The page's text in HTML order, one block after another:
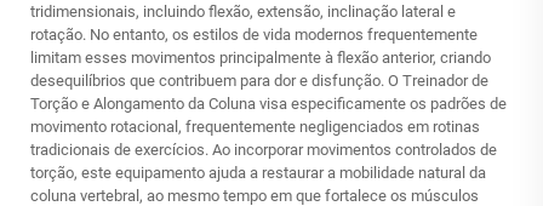
tridimensionais, incluindo flexão, extensão, inclinação lateral e
rotação. No entanto, os estilos de vida modernos frequentemente
limitam esses movimentos principalmente à flexão anterior, criando
desequilíbrios que contribuem para dor e disfunção. O Treinador de
Torção e Alongamento da Coluna visa especificamente os padrões de
movimento rotacional, frequentemente negligenciados em rotinas
tradicionais de exercícios. Ao incorporar movimentos controlados de
torção, este equipamento ajuda a restaurar a mobilidade natural da
coluna vertebral, ao mesmo tempo em que fortalece os músculos